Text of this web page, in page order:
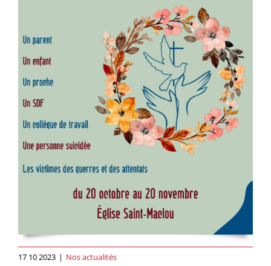
17 10 2023 | Nos actualités